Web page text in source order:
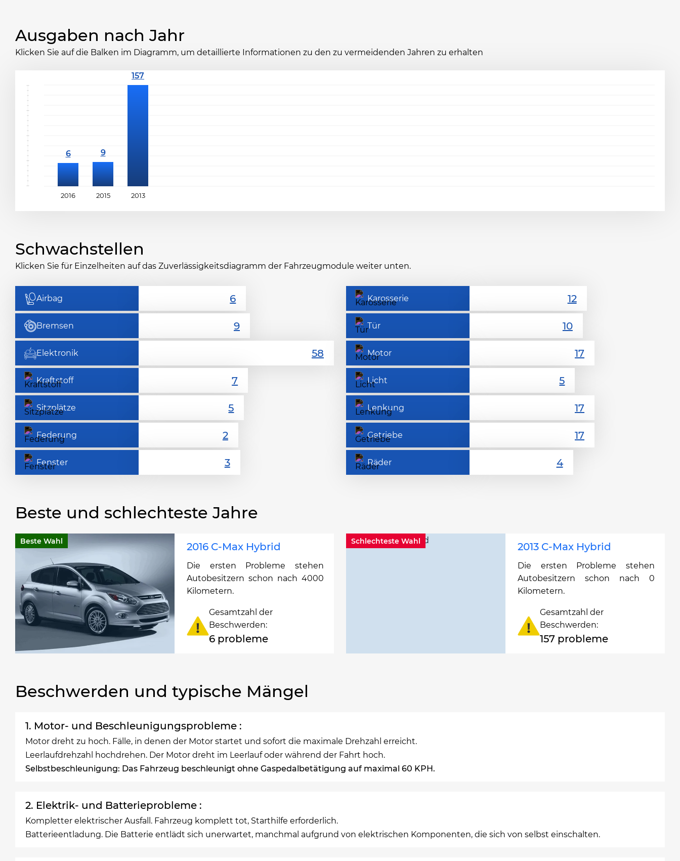
Ausgaben nach Jahr
Klicken Sie auf die Balken im Diagramm, um detaillierte Informationen zu den zu vermeidenden Jahren zu erhalten
2016 2015 2013
Schwachstellen
Klicken Sie für Einzelheiten auf das Zuverlässigkeitsdiagramm der Fahrzeugmodule weiter unten.
Airbag Karosserie
Bremsen Tür
Elektronik Motor
Kraftstoff Licht
Sitzplätze Lenkung
Federung Getriebe
Fenster Räder
Beste und schlechteste Jahre
Beste Wahl 2016 C-Max Hybrid
Die ersten Probleme stehen
Autobesitzern schon nach 4000
Kilometern.
Gesamtzahl der
Beschwerden:
6 probleme
Schlechteste Wahl 2013 C-Max Hybrid
Die ersten Probleme stehen
Autobesitzern schon nach 0
Kilometern.
Gesamtzahl der
Beschwerden:
157 probleme
Beschwerden und typische Mängel
1. Motor- und Beschleunigungsprobleme :
Motor dreht zu hoch. Fälle, in denen der Motor startet und sofort die maximale Drehzahl erreicht.
Leerlaufdrehzahl hochdrehen. Der Motor dreht im Leerlauf oder während der Fahrt hoch.
Selbstbeschleunigung: Das Fahrzeug beschleunigt ohne Gaspedalbetätigung auf maximal 60 KPH.
2. Elektrik- und Batterieprobleme :
Kompletter elektrischer Ausfall. Fahrzeug komplett tot, Starthilfe erforderlich.
Batterieentladung. Die Batterie entlädt sich unerwartet, manchmal aufgrund von elektrischen Komponenten, die sich von selbst einschalten.